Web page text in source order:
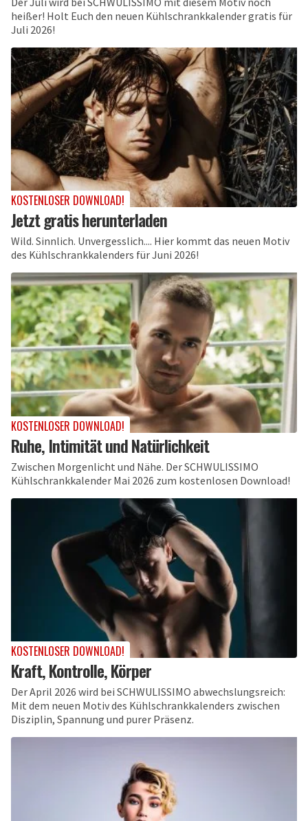
heißer! Holt Euch den neuen Kühlschrankkalender gratis für
Juli 2026!
KOSTENLOSER DOWNLOAD!
Jetzt gratis herunterladen
Wild. Sinnlich. Unvergesslich.... Hier kommt das neuen Motiv
des Kühlschrankkalenders für Juni 2026!
KOSTENLOSER DOWNLOAD!
Ruhe, Intimität und Natürlichkeit
Zwischen Morgenlicht und Nähe. Der SCHWULISSIMO
Kühlschrankkalender Mai 2026 zum kostenlosen Download!
KOSTENLOSER DOWNLOAD!
Kraft, Kontrolle, Körper
Der April 2026 wird bei SCHWULISSIMO abwechslungsreich:
Mit dem neuen Motiv des Kühlschrankkalenders zwischen
Disziplin, Spannung und purer Präsenz.